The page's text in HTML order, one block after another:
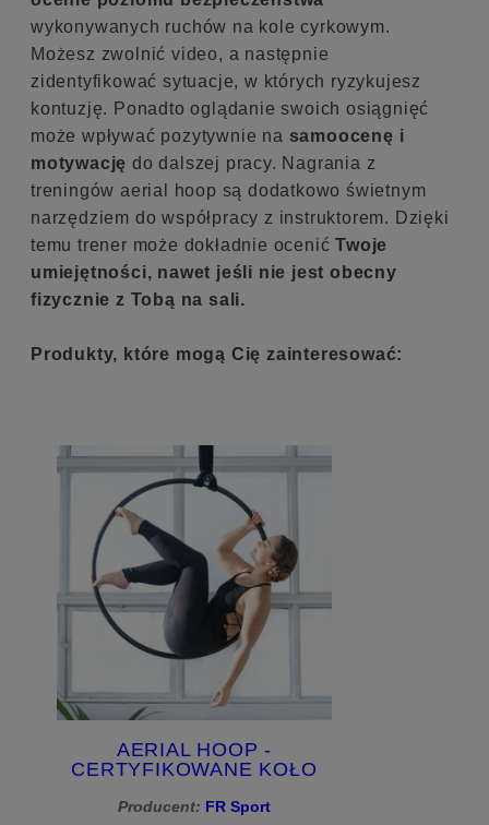
wykonywanych ruchów na kole cyrkowym.
Możesz zwolnić video, a następnie
zidentyfikować sytuacje, w których ryzykujesz
kontuzję. Ponadto oglądanie swoich osiągnięć
może wpływać pozytywnie na samoocenę i
motywację do dalszej pracy. Nagrania z
treningów aerial hoop są dodatkowo świetnym
narzędziem do współpracy z instruktorem. Dzięki
temu trener może dokładnie ocenićTwoje
umiejętności, nawet jeśli nie jest obecny
fizycznie z Tobą na sali.
Produkty, które mogą Cię zainteresować:
AERIAL HOOP -
CERTYFIKOWANE KOŁO
AKROBATYKI
Producent: FR Sport